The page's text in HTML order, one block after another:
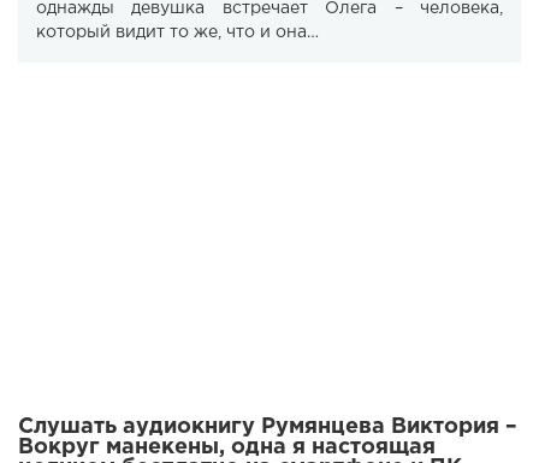
однажды девушка встречает Олега – человека,
который видит то же, что и она…
Слушать аудиокнигу Румянцева Виктория –
Вокруг манекены, одна я настоящая